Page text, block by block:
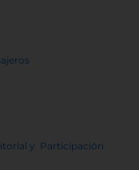
y Participación